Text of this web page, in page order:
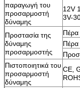
παραγωγή του
προσαρμοστή
δύναμης
12V
3V-
Προστασία της
δύναμης
προσαρμοστής
Πέρα
Πέρα
Πιστοποιητικά του
προσαρμοστή
δύναμης
CE,